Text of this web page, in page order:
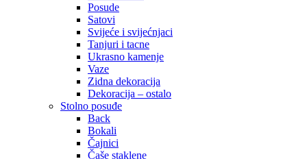
Posude
Satovi
Svijeće i svijećnjaci
Tanjuri i tacne
Ukrasno kamenje
Vaze
Zidna dekoracija
Dekoracija – ostalo
Stolno posuđe
Back
Bokali
Čajnici
Čaše staklene